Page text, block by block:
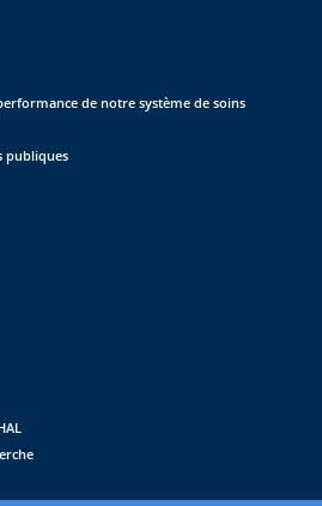
de notre système de soins
publiques